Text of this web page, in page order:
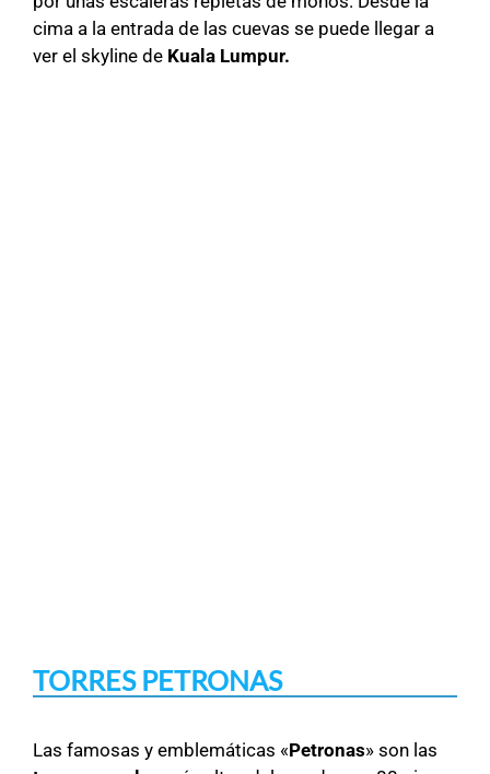
cima a la entrada de las cuevas se puede llegar a
ver el skyline de Kuala Lumpur.
TORRES PETRONAS
Las famosas y emblemáticas «Petronas» son las